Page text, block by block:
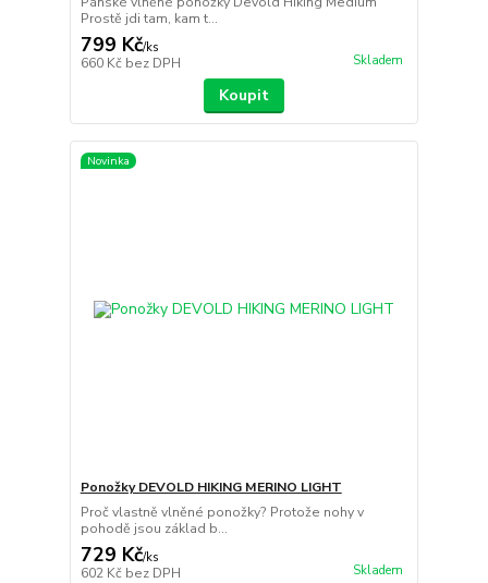
Prostě jdi tam, kam t...
799 Kč/ks
660 Kč bez DPH Skladem
Koupit
Novinka
Ponožky DEVOLD HIKING MERINO LIGHT
Proč vlastně vlněné ponožky? Protože nohy v
pohodě jsou základ b...
729 Kč/ks
602 Kč bez DPH Skladem